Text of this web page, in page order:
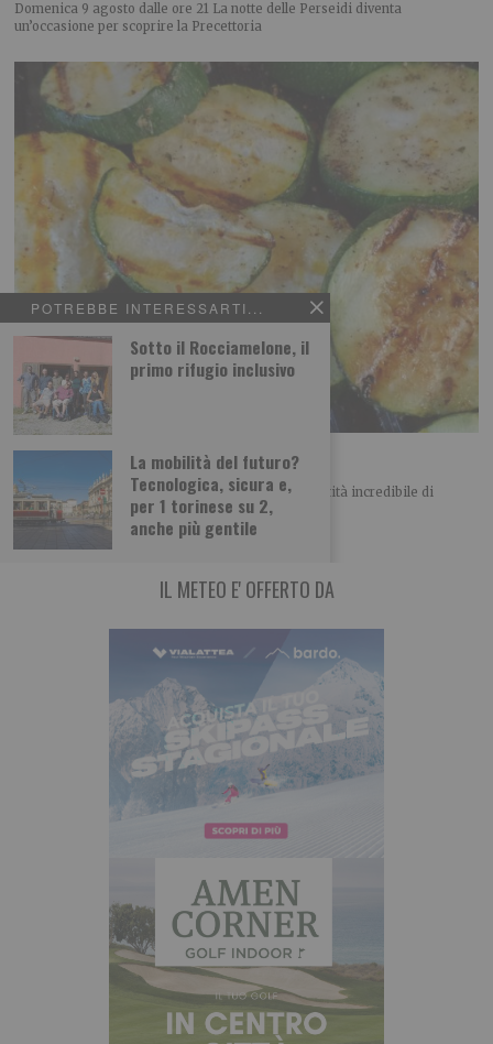
POTREBBE INTERESSARTI...
Sotto il Rocciamelone, il
primo rifugio inclusivo
La mobilità del futuro?
Tecnologica, sicura e,
per 1 torinese su 2,
anche più gentile
Domenica 9 agosto dalle ore 21 La notte delle Perseidi diventa
un’occasione per scoprire la Precettoria
Zucchine allo zenzero fresco
In questo periodo i nostri orti producono una quantità incredibile di
zucchine. Molto versatili in cucina,
IL METEO E' OFFERTO DA